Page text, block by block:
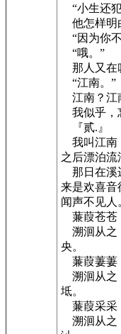
“小生还
他怎样明
“因为你
“哦。”
那人又在
“江南。”
江南？江
我似乎，
『贰.』
我叫江南
之后漂泊流
那日在溪
来是欢喜音
闻声不见人
蒹葭苍苍
溯洄从之
央。
蒹葭萋萋
溯洄从之
坻。
蒹葭采采
溯洄从之